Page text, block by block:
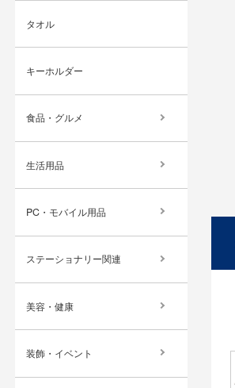
タオル
キーホルダー
食品・グルメ
生活用品
PC・モバイル用品
ステーショナリー関連
美容・健康
装飾・イベント